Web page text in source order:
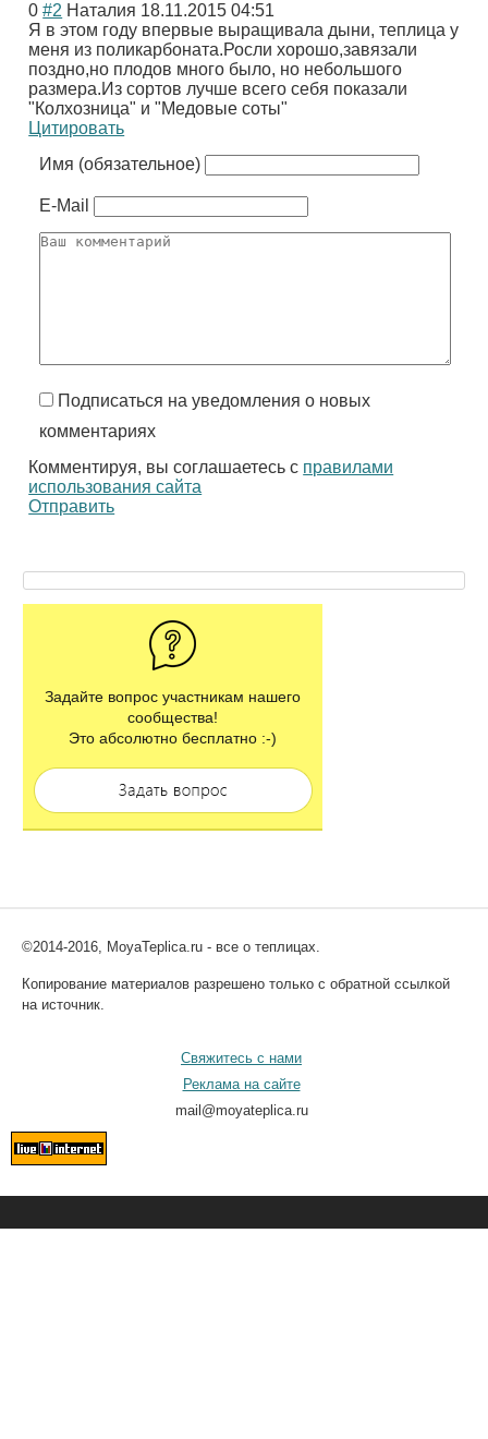
0 #2 Наталия 18.11.2015 04:51
Я в этом году впервые выращивала дыни, теплица у
меня из поликарбоната.Росли хорошо,завязали
поздно,но плодов много было, но небольшого
размера.Из сортов лучше всего себя показали
"Колхозница" и "Медовые соты"
Цитировать
Имя (обязательное)
E-Mail
Подписаться на уведомления о новых
комментариях
Комментируя, вы соглашаетесь с правилами
использования сайта
Отправить
Задайте вопрос участникам нашего
сообщества!
Это абсолютно бесплатно :-)
©2014-2016, MoyaTeplica.ru - все о теплицах.
Копирование материалов разрешено только с обратной ссылкой
на источник.
Свяжитесь с нами
Реклама на сайте
mail@moyateplica.ru